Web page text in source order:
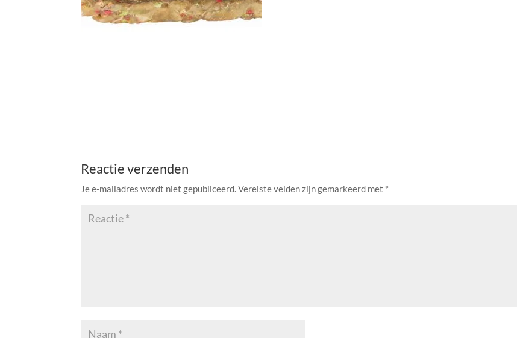
Reactie verzenden
Je e-mailadres wordt niet gepubliceerd.Vereiste velden zijn gemarkeerd met *